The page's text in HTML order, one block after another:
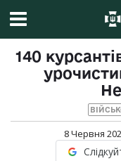
140
8 Червня